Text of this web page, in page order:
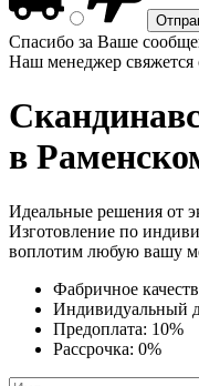
Спасибо за Ваше
Наш менеджер
в
Идеальные решения от
Изготовление по
воплотим любую вашу
Фабричное
Индивидуальный
Предоплата: 10%
Рассрочка: 0%